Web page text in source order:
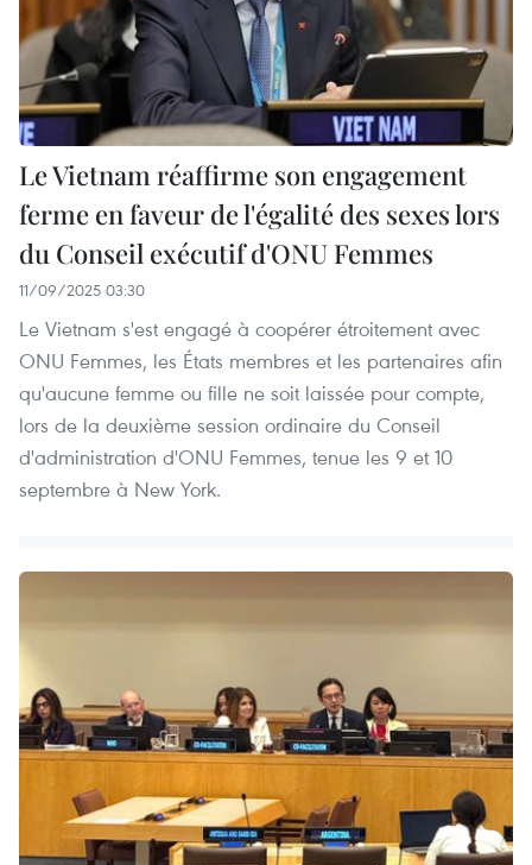
Le Vietnam réaffirme son engagement
ferme en faveur de l'égalité des sexes lors
du Conseil exécutif d'ONU Femmes
11/09/2025 03:30
Le Vietnam s'est engagé à coopérer étroitement avec
ONU Femmes, les États membres et les partenaires afin
qu'aucune femme ou fille ne soit laissée pour compte,
lors de la deuxième session ordinaire du Conseil
d'administration d'ONU Femmes, tenue les 9 et 10
septembre à New York.